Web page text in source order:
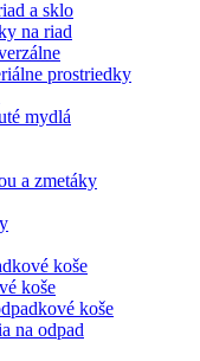
a sklo
na riad
prostriedky
mydlá
a zmetáky
koše
koše
koše
na odpad